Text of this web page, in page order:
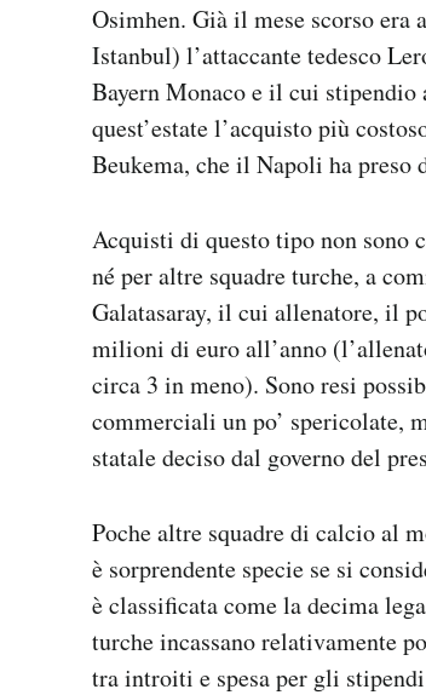
Osimhen. Già il mese scorso era
Istanbul) l’attaccante tedesco
Bayern Monaco e il cui stipendio
quest’estate l’acquisto più
Beukema, che il Napoli ha
Acquisti di questo tipo non sono
né per altre squadre turche, a
Galatasaray, il cui allenatore, il
milioni di euro all’anno
circa 3 in meno). Sono resi
commerciali un po’ spericolate,
statale deciso dal governo del
Poche altre squadre di calcio al
è sorprendente specie se si
è classificata come la decima
turche incassano relativamente
tra introiti e spesa per gli